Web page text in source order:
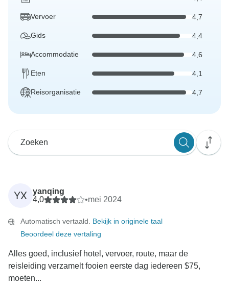
Vervoer 4,7
Gids 4,4
Accommodatie 4,6
Eten 4,1
Reisorganisatie 4,7
YX
yanqing
4,0
•mei 2024
Automatisch vertaald. Bekijk in originele taal
Beoordeel deze vertaling
Alles goed, inclusief hotel, vervoer, route, maar de
reisleiding verzamelt fooien eerste dag iedereen $75,
moeten...